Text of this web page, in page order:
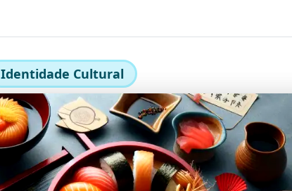
Identidade Cultural